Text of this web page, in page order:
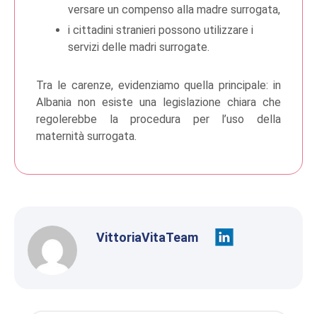
versare un compenso alla madre surrogata,
i cittadini stranieri possono utilizzare i
servizi delle madri surrogate.
Tra le carenze, evidenziamo quella principale: in
Albania non esiste una legislazione chiara che
regolerebbe la procedura per l’uso della
maternità surrogata.
VittoriaVitaTeam